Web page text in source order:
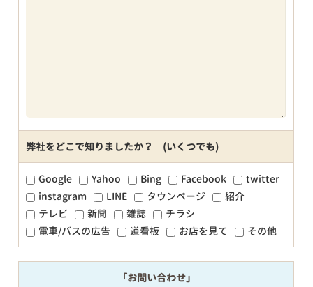
弊社をどこで知りましたか？ (いくつでも)
Google Yahoo Bing Facebook
twitter
instagram
LINE タウンページ
紹介
テレビ
新聞 雑誌
チラシ
電車/バスの広告
道看板 お店を見て その他
「お問い合わせ」